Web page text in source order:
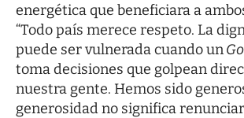
energética que beneficiara a
“Todo país merece respeto. La
puede ser vulnerada cuando un
toma decisiones que golpean
nuestra gente. Hemos sido
generosidad no significa